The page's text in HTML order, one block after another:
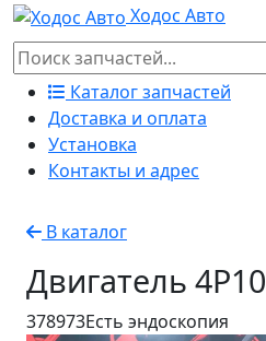
Ходос Авто
Каталог запчастей
Доставка и оплата
Установка
Контакты и адрес
В каталог
Двигатель 4P10
378973Есть эндоскопия